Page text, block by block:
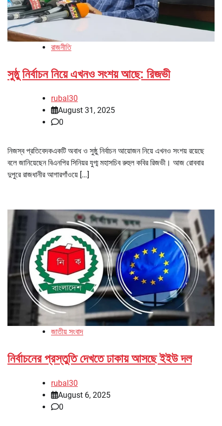
রাজনীতি
সুষ্ঠু নির্বাচন নিয়ে এখনও সংশয় আছে: রিজভী
rubal30
August 31, 2025
0
নিজস্ব প্রতিবেদকএকটি অবাধ ও সুষ্ঠু নির্বাচন আয়োজন নিয়ে এখনও সংশয় রয়েছে
বলে জানিয়েছেন বিএনপির সিনিয়র যুগ্ম মহাসচিব রুহুল কবির রিজভী। আজ রোববার
দুপুরে রাজধানীর আগারগাঁওয়ে […]
জাতীয় সংবাদ
নির্বাচনের প্রস্তুতি দেখতে ঢাকায় আসছে ইইউ দল
rubal30
August 6, 2025
0